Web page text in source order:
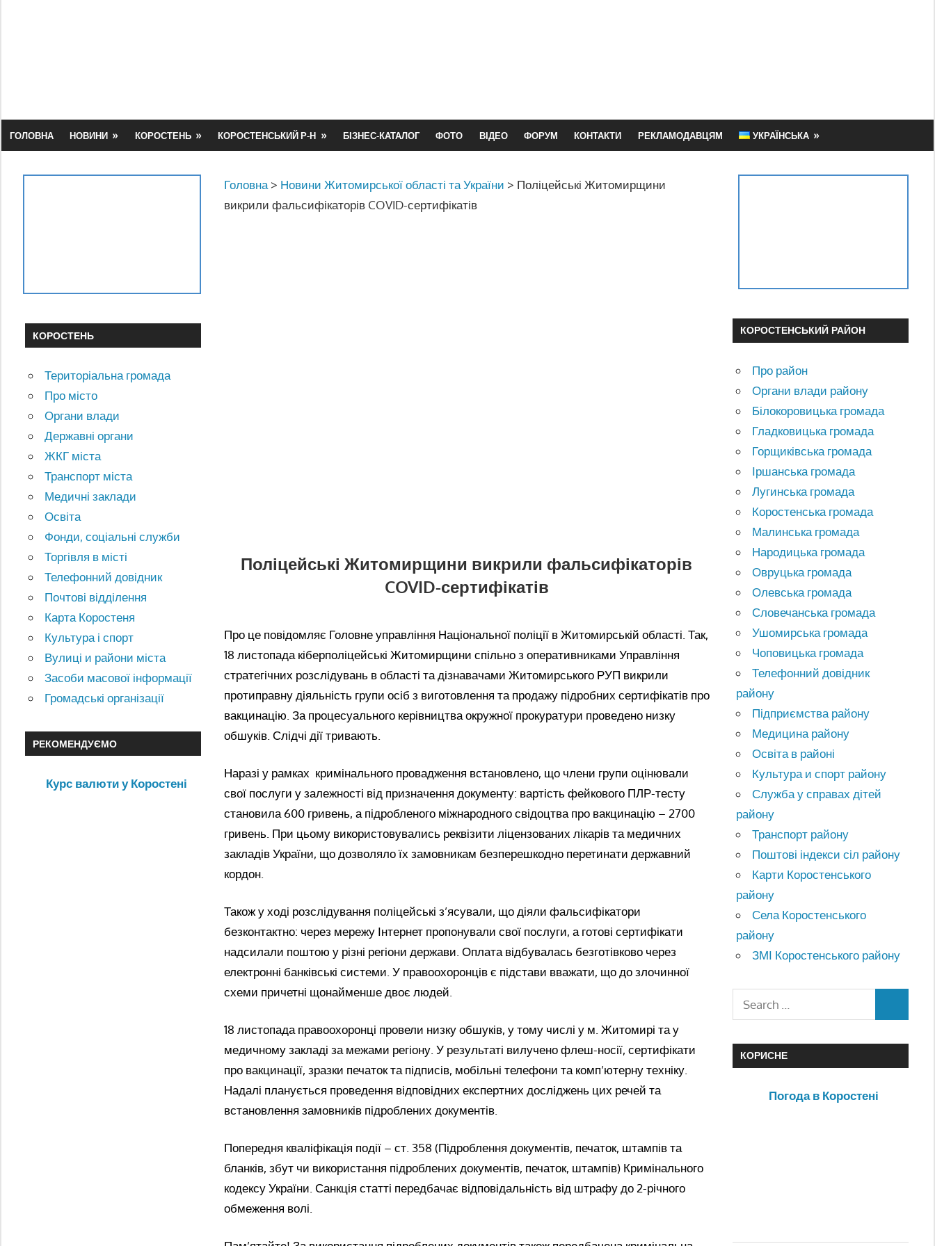
ГОЛОВНА НОВИНИ КОРОСТЕНЬ КОРОСТЕНСЬКИЙ Р-Н БІЗНЕС-КАТАЛОГ ФОТО ВІДЕО ФОРУМ КОНТАКТИ РЕКЛАМОДАВЦЯМ УКРАЇНСЬКА
Головна > Новини Житомирської області та України > Поліцейські Житомирщини
викрили фальсифікаторів COVID-сертифікатів
Поліцейські Житомирщини викрили фальсифікаторів
COVID-сертифікатів
Про це повідомляє Головне управління Національної поліції в Житомирській області. Так,
18 листопада кіберполіцейські Житомирщини спільно з оперативниками Управління
стратегічних розслідувань в області та дізнавачами Житомирського РУП викрили
протиправну діяльність групи осіб з виготовлення та продажу підробних сертифікатів про
вакцинацію. За процесуального керівництва окружної прокуратури проведено низку
обшуків. Слідчі дії тривають.
Наразі у рамках кримінального провадження встановлено, що члени групи оцінювали
свої послуги у залежності від призначення документу: вартість фейкового ПЛР-тесту
становила 600 гривень, а підробленого міжнародного свідоцтва про вакцинацію – 2700
гривень. При цьому використовувались реквізити ліцензованих лікарів та медичних
закладів України, що дозволяло їх замовникам безперешкодно перетинати державний
кордон.
Також у ході розслідування поліцейські з’ясували, що діяли фальсифікатори
безконтактно: через мережу Інтернет пропонували свої послуги, а готові сертифікати
надсилали поштою у різні регіони держави. Оплата відбувалась безготівково через
електронні банківські системи. У правоохоронців є підстави вважати, що до злочинної
схеми причетні щонайменше двоє людей.
18 листопада правоохоронці провели низку обшуків, у тому числі у м. Житомирі та у
медичному закладі за межами регіону. У результаті вилучено флеш-носії, сертифікати
про вакцинації, зразки печаток та підписів, мобільні телефони та комп’ютерну техніку.
Надалі планується проведення відповідних експертних досліджень цих речей та
встановлення замовників підроблених документів.
Попередня кваліфікація події – ст. 358 (Підроблення документів, печаток, штампів та
бланків, збут чи використання підроблених документів, печаток, штампів) Кримінального
кодексу України. Санкція статті передбачає відповідальність від штрафу до 2-річного
обмеження волі.
КОРОСТЕНЬ
Територіальна громада
Про місто
Органи влади
Державні органи
ЖКГ міста
Транспорт міста
Медичні заклади
Освіта
Фонди, соціальні служби
Торгівля в місті
Телефонний довідник
Почтові відділення
Карта Коростеня
Культура і спорт
Вулиці и райони міста
Засоби масової інформації
Громадські організації
РЕКОМЕНДУЄМО
Курс валюти у Коростені
КОРОСТЕНСЬКИЙ РАЙОН
Про район
Органи влади району
Білокоровицька громада
Гладковицька громада
Горщиківська громада
Іршанська громада
Лугинська громада
Коростенська громада
Малинська громада
Народицька громада
Овруцька громада
Олевська громада
Словечанська громада
Ушомирська громада
Чоповицька громада
Телефонний довідник
району
Підприємства району
Медицина району
Освіта в районі
Культура и спорт району
Служба у справах дітей
району
Транспорт району
Поштові індекси сіл району
Карти Коростенського
району
Села Коростенського
району
ЗМІ Коростенського району
КОРИСНЕ
Погода в Коростені